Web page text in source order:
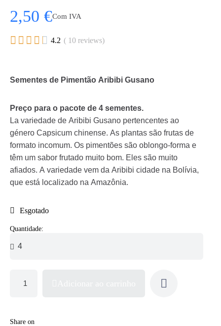
2,50 €Com IVA
     4.2 ( 10 reviews)
Sementes de Pimentão Aribibi Gusano
Preço para o pacote de 4 sementes.
La variedade de Aribibi Gusano pertencentes ao
género Capsicum chinense. As plantas são frutas de
formato incomum. Os pimentões são oblongo-forma e
têm um sabor frutado muito bom. Eles são muito
afiados. A variedade vem da Aribibi cidade na Bolívia,
que está localizado na Amazônia.
Esgotado
Quantidade:
Share on